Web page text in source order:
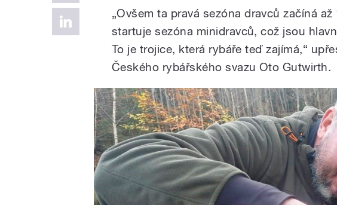
„Ovšem ta pravá sezóna dravců začíná
startuje sezóna minidravců, což jsou
To je trojice, která rybáře teď zajímá,“
Českého rybářského svazu Oto Gutwirth.